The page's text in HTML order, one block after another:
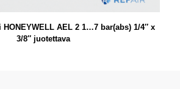
AEL 2 1…7 bar(abs) 1/4″ x
3/8″ juotettava